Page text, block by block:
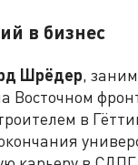
в бизнес
Шрёдер,
Восточном
в